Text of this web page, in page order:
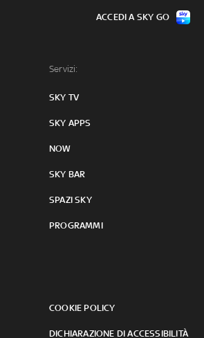
Servizi:
SKY TV
SKY APPS
NOW
SKY BAR
SPAZI SKY
PROGRAMMI
COOKIE POLICY
DICHIARAZIONE DI ACCESSIBILITÀ
ACCEDI A SKY GO